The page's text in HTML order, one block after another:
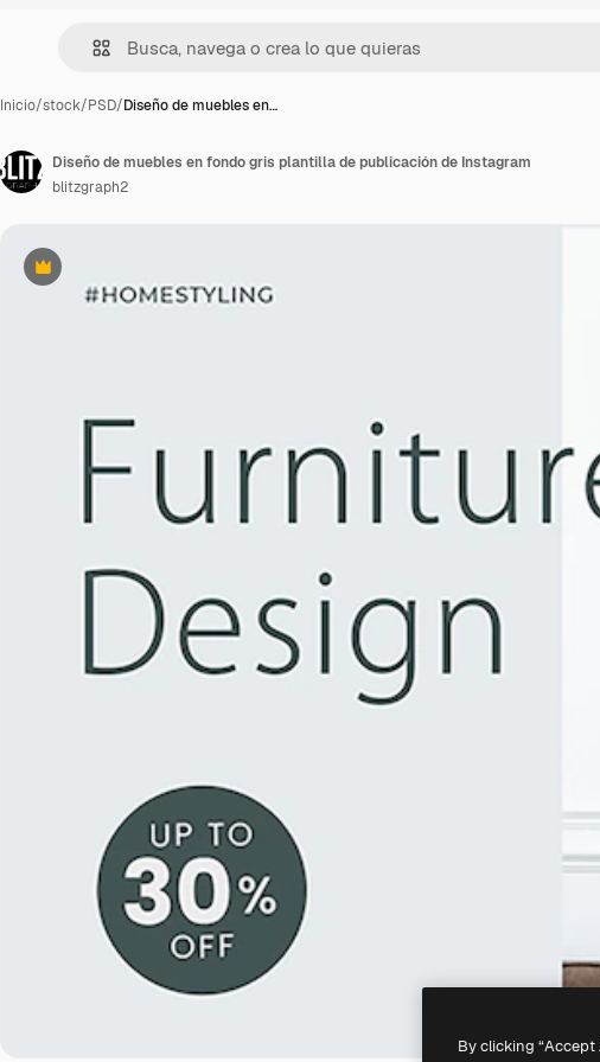
Inicio/stock/PSD/Diseño de muebles en…
Premium
Diseño de muebles en fondo gris plantilla de publicación de Instagram
blitzgraph2
By clicking “Accept